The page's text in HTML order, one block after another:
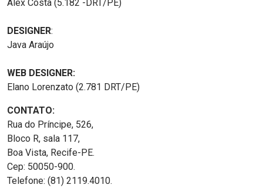
Alex Costa (5.182 -DRT/PE)
DESIGNER:
Java Araújo
WEB DESIGNER:
Elano Lorenzato (2.781 DRT/PE)
CONTATO:
Rua do Príncipe, 526,
Bloco R, sala 117,
Boa Vista, Recife-PE.
Cep: 50050-900.
Telefone: (81) 2119.4010.